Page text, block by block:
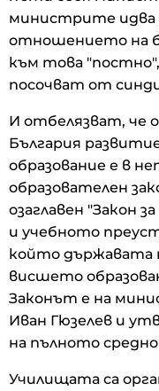
министрите идва
отношението на
към това
посочват от
И отбелязват, че
България
образование е в
образователен
озаглавен "Закон
и учебното
който държавата
висшето
Законът е на
Иван Гюзелев и
на пълното средно
Училищата са